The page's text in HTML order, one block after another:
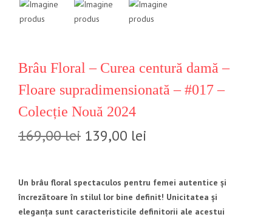
Brâu Floral – Curea centură damă –
Floare supradimensionată – #017 –
Colecție Nouă 2024
169,00lei 139,00 lei
Un brâu floral spectaculos pentru femei autentice și
încrezătoare în stilul lor bine definit! Unicitatea și
eleganța sunt caracteristicile definitorii ale acestui